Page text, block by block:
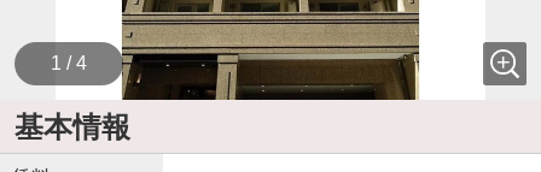
1 / 4
基本情報